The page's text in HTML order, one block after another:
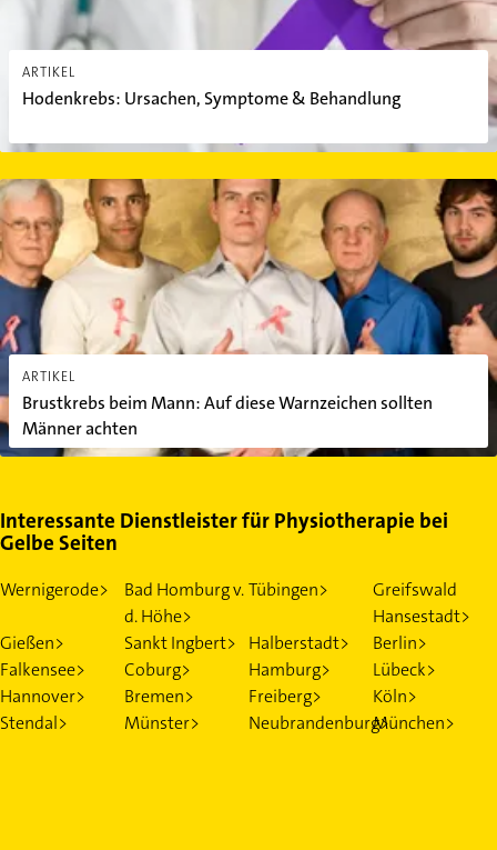
ARTIKEL
Hodenkrebs: Ursachen, Symptome & Behandlung
ARTIKEL
Brustkrebs beim Mann: Auf diese Warnzeichen sollten
Männer achten
Brustkrebs beim Mann: Auf diese Warnzeichen sollten Männer
Interessante Dienstleister für Physiotherapie bei
Gelbe Seiten
Wernigerode>
Bad Homburg v.
d. Höhe>
Tübingen>
Greifswald
Hansestadt>
Gießen>
Sankt Ingbert> Halberstadt>
Berlin>
Falkensee>
Coburg> Hamburg>
Lübeck>
Hannover>
Bremen> Freiberg>
Köln>
Stendal>
Münster> Neubrandenburg>München>